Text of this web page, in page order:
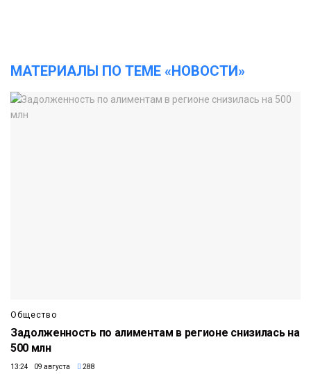
МАТЕРИАЛЫ ПО ТЕМЕ «НОВОСТИ»
Общество
Задолженность по алиментам в регионе снизилась на
500 млн
13:24 09 августа 288